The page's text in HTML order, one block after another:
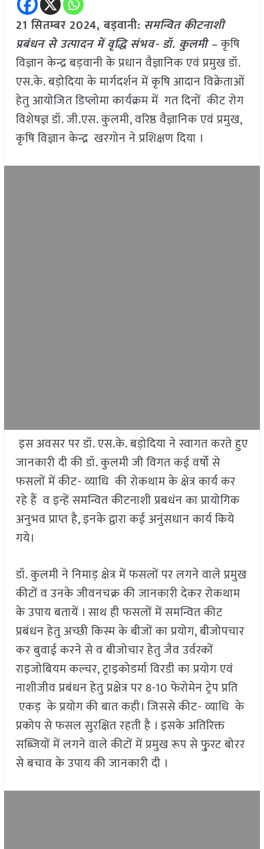
21 सितम्बर 2024, बड़वानी: समन्वित कीटनाशी
प्रबंधन से उत्पादन में वृद्धि संभव- डॉ. कुलमी –कृषि
विज्ञान केन्द्र बड़वानी के प्रधान वैज्ञानिक एवं प्रमुख डॉ.
एस.के. बड़ोदिया के मार्गदर्शन में कृषि आदान विक्रेताओं
हेतु आयोजित डिप्लोमा कार्यक्रम में गत दिनों कीट रोग
विशेषज्ञ डॉ. जी.एस. कुलमी, वरिष्ठ वैज्ञानिक एवं प्रमुख,
कृषि विज्ञान केन्द्र खरगोन ने प्रशिक्षण दिया ।
इस अवसर पर डॉ. एस.के. बड़ोदिया ने स्वागत करते हुए
जानकारी दी की डॉ. कुलमी जी विगत कई वर्षो से
फसलों में कीट- व्याधि की रोकथाम के क्षेत्र कार्य कर
रहे हैं व इन्हें समन्वित कीटनाशी प्रबधंन का प्रायोगिक
अनुभव प्राप्त है, इनके द्वारा कई अनुंसधान कार्य किये
गये।
डॉ. कुलमी ने निमाड़ क्षेत्र में फसलों पर लगने वाले प्रमुख
कीटों व उनके जीवनचक्र की जानकारी देकर रोकथाम
के उपाय बतायें । साथ ही फसलों में समन्वित कीट
प्रबंधन हेतु अच्छी किस्म के बीजों का प्रयोग, बीजोपचार
कर बुवाई करने से व बीजोचार हेतु जैव उर्वरकों
राइजोबियम कल्चर, ट्राइकोडर्मा विरडी का प्रयोग एवं
नाशीजीव प्रबंधन हेतु प्रक्षेत्र पर 8-10 फेरोमेन ट्रेप प्रति
एकड़ के प्रयोग की बात कही। जिससे कीट- व्याधि के
प्रकोप से फसल सुरक्षित रहती है । इसके अतिरिक्त
सब्जियों में लगने वाले कीटों में प्रमुख रूप से फु्रट बोरर
से बचाव के उपाय की जानकारी दी ।